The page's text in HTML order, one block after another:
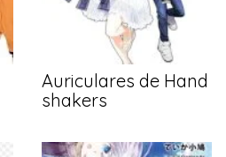
Auriculares de Hand
shakers